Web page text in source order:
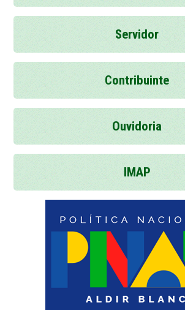
Servidor
Contribuinte
Ouvidoria
IMAP